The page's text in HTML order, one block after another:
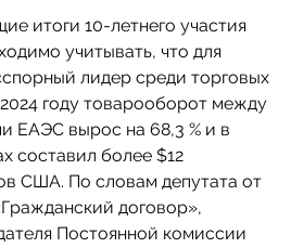
итоги 10-летнего участия
учитывать, что для
лидер среди торговых
году товарооборот между
ЕАЭС вырос на 68,3 % и в
составил более $12
США. По словам депутата от
договор»,
Постоянной комиссии